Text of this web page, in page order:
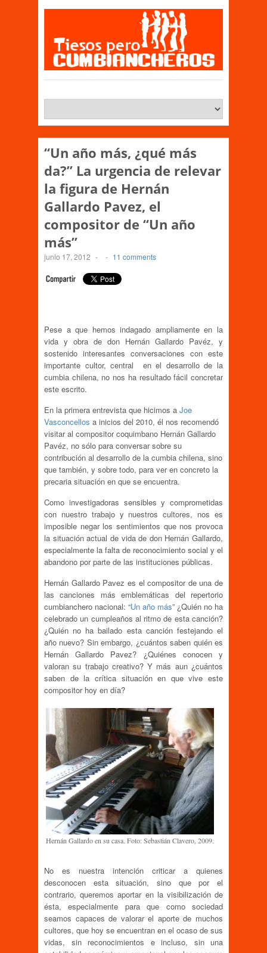
“Un año más, ¿qué más
da?” La urgencia de relevar
la figura de Hernán
Gallardo Pavez, el
compositor de “Un año
más”
junio 17, 2012 - - 11 comments
Pese a que hemos indagado ampliamente en la
vida y obra de don Hernán Gallardo Pavéz, y
sostenido interesantes conversaciones con este
importante cultor, central en el desarrollo de la
cumbia chilena, no nos ha resultado fácil concretar
este escrito.
En la primera entrevista que hicimos a Joe
Vasconcellos a inicios del 2010, él nos recomendó
visitar al compositor coquimbano Hernán Gallardo
Pavéz, no sólo para conversar sobre su
contribución al desarrollo de la cumbia chilena, sino
que también, y sobre todo, para ver en concreto la
precaria situación en que se encuentra.
Como investigadoras sensibles y comprometidas
con nuestro trabajo y nuestros cultores, nos es
imposible negar los sentimientos que nos provoca
la situación actual de vida de don Hernán Gallardo,
especialmente la falta de reconocimiento social y el
abandono por parte de las instituciones públicas.
Hernán Gallardo Pavez es el compositor de una de
las canciones más emblemáticas del repertorio
cumbianchero nacional: “Un año más” ¿Quién no ha
celebrado un cumpleaños al ritmo de esta canción?
¿Quién no ha bailado esta canción festejando el
año nuevo? Sin embargo, ¿cuántos saben quién es
Hernán Gallardo Pavez? ¿Quiénes conocen y
valoran su trabajo creativo? Y más aun ¿cuántos
saben de la crítica situación en que vive este
compositor hoy en día?
Hernán Gallardo en su casa. Foto: Sebastián Clavero, 2009.
No es nuestra intención criticar a quienes
desconocen esta situación, sino que por el
contrario, queremos aportar en la visibilización de
ésta, especialmente para que como sociedad
seamos capaces de valorar el aporte de muchos
cultores, que hoy se encuentran en el ocaso de sus
vidas, sin reconocimientos e incluso, sin una